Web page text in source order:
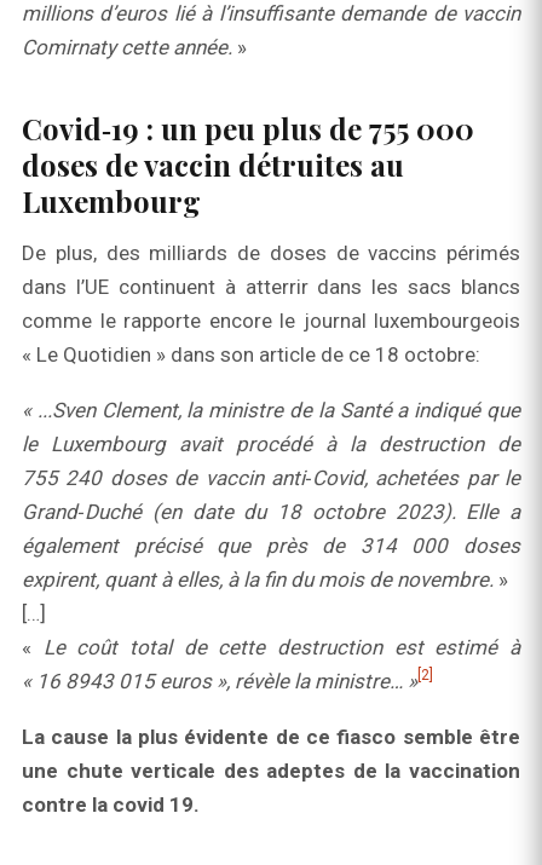
millions d’euros lié à l’insuffisante demande de vaccin
Comirnaty cette année. »
Covid‑19 : un peu plus de 755 000
doses de vaccin détruites au
Luxembourg
De plus, des milliards de doses de vaccins périmés
dans l’UE continuent à atterrir dans les sacs blancs
comme le rapporte encore le journal luxembourgeois
« Le Quotidien » dans son article de ce 18 octobre:
« ...Sven Clement, la ministre de la Santé a indiqué que
le Luxembourg avait procédé à la destruction de
755 240 doses de vaccin anti‑Covid, achetées par le
Grand‑Duché (en date du 18 octobre 2023). Elle a
également précisé que près de 314 000 doses
expirent, quant à elles, à la fin du mois de novembre. »
[…]
« Le coût total de cette destruction est estimé à
« 16 8943 015 euros », révèle la ministre… » [2]
La cause la plus évidente de ce fiasco semble être
une chute verticale des adeptes de la vaccination
contre la covid 19.